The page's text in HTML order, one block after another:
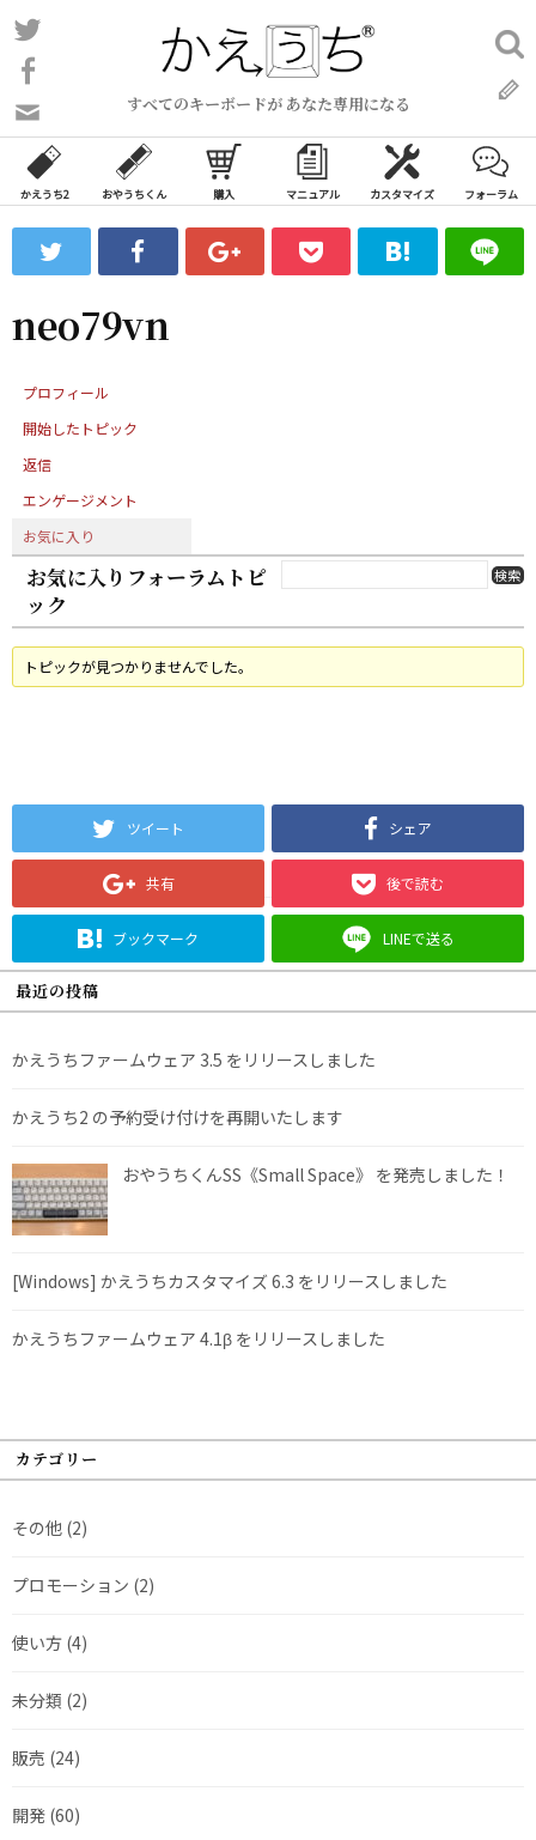
コ
ン
ン
ツ
ス
ッ
すべてのキーボードが あなた専用になる
い
合
わ
フ
ォ
ム
検
索:
かえうち2 おやうちくん 購入 マニュアル カスタマイズ フォーラム
neo79vn
プロフィール
開始したトピック
返信
エンゲージメント
お気に入り
お気に入りフォーラムトピ
ック
トピックが見つかりませんでした。
ツイート シェア
共有 後で読む
ブックマーク LINEで送る
最近の投稿
かえうちファームウェア 3.5 をリリースしました
かえうち2 の予約受け付けを再開いたします
おやうちくんSS《Small Space》 を発売しました！
[Windows] かえうちカスタマイズ 6.3 をリリースしました
かえうちファームウェア 4.1β をリリースしました
カテゴリー
その他 (2)
プロモーション (2)
使い方 (4)
未分類 (2)
販売 (24)
開発 (60)